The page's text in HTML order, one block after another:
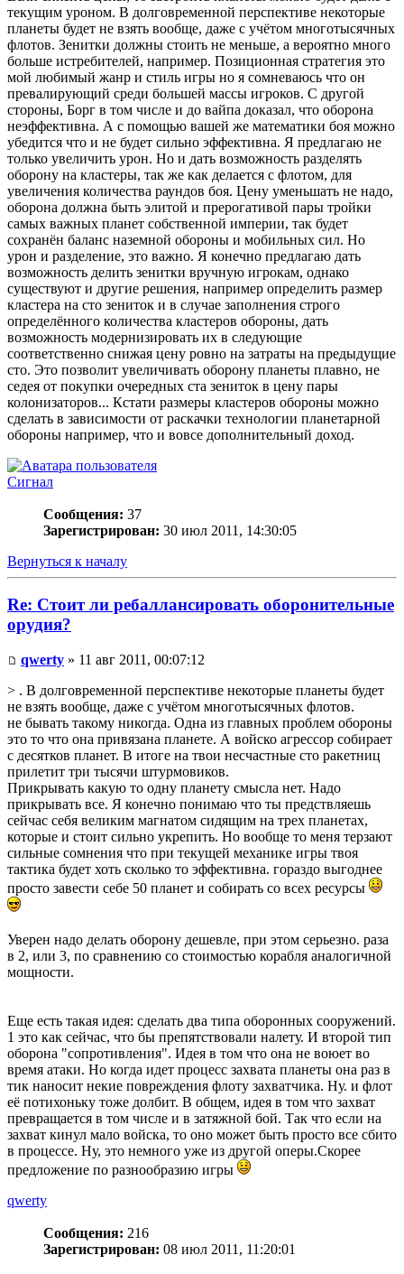
текущим уроном. В долговременной перспективе некоторые
планеты будет не взять вообще, даже с учётом многотысячных
флотов. Зенитки должны стоить не меньше, а вероятно много
больше истребителей, например. Позиционная стратегия это
мой любимый жанр и стиль игры но я сомневаюсь что он
превалирующий среди большей массы игроков. С другой
стороны, Борг в том числе и до вайпа доказал, что оборона
неэффективна. А с помощью вашей же математики боя можно
убедится что и не будет сильно эффективна. Я предлагаю не
только увеличить урон. Но и дать возможность разделять
оборону на кластеры, так же как делается с флотом, для
увеличения количества раундов боя. Цену уменьшать не надо,
оборона должна быть элитой и прерогативой пары тройки
самых важных планет собственной империи, так будет
сохранён баланс наземной обороны и мобильных сил. Но
урон и разделение, это важно. Я конечно предлагаю дать
возможность делить зенитки вручную игрокам, однако
существуют и другие решения, например определить размер
кластера на сто зениток и в случае заполнения строго
определённого количества кластеров обороны, дать
возможность модернизировать их в следующие
соответственно снижая цену ровно на затраты на предыдущие
сто. Это позволит увеличивать оборону планеты плавно, не
седея от покупки очередных ста зениток в цену пары
колонизаторов... Кстати размеры кластеров обороны можно
сделать в зависимости от раскачки технологии планетарной
обороны например, что и вовсе дополнительный доход.
Сигнал
Сообщения: 37
Зарегистрирован: 30 июл 2011, 14:30:05
Вернуться к началу
Re: Стоит ли ребаллансировать оборонительные
орудия?
qwerty » 11 авг 2011, 00:07:12
> . В долговременной перспективе некоторые планеты будет
не взять вообще, даже с учётом многотысячных флотов.
не бывать такому никогда. Одна из главных проблем обороны
это то что она привязана планете. А войско агрессор собирает
с десятков планет. В итоге на твои несчастные сто ракетниц
прилетит три тысячи штурмовиков.
Прикрывать какую то одну планету смысла нет. Надо
прикрывать все. Я конечно понимаю что ты предствляешь
сейчас себя великим магнатом сидящим на трех планетах,
которые и стоит сильно укрепить. Но вообще то меня терзают
сильные сомнения что при текущей механике игры твоя
тактика будет хоть сколько то эффективна. гораздо выгоднее
просто завести себе 50 планет и собирать со всех ресурсы
Уверен надо делать оборону дешевле, при этом серьезно. раза
в 2, или 3, по сравнению со стоимостью корабля аналогичной
мощности.
Еще есть такая идея: сделать два типа оборонных сооружений.
1 это как сейчас, что бы препятствовали налету. И второй тип
оборона "сопротивления". Идея в том что она не воюет во
время атаки. Но когда идет процесс захвата планеты она раз в
тик наносит некие повреждения флоту захватчика. Ну. и флот
её потихоньку тоже долбит. В общем, идея в том что захват
превращается в том числе и в затяжной бой. Так что если на
захват кинул мало войска, то оно может быть просто все сбито
в процессе. Ну, это немного уже из другой оперы.Скорее
предложение по разнообразию игры
qwerty
Сообщения: 216
Зарегистрирован: 08 июл 2011, 11:20:01